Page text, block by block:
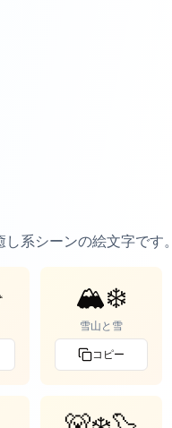
系シーンの絵文字です。
🏔️❄️
雪山と雪
コピー